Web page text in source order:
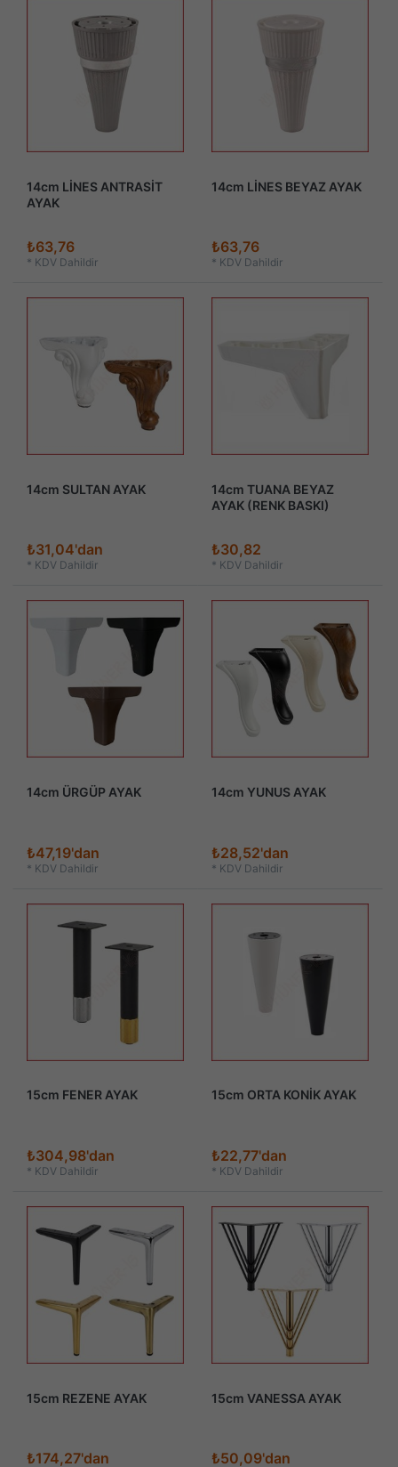
14cm LİNES ANTRASİT
AYAK
₺63,76
* KDV Dahildir
14cm LİNES BEYAZ AYAK
₺63,76
* KDV Dahildir
14cm SULTAN AYAK
₺31,04'dan
* KDV Dahildir
14cm TUANA BEYAZ
AYAK (RENK BASKI)
₺30,82
* KDV Dahildir
14cm ÜRGÜP AYAK
₺47,19'dan
* KDV Dahildir
14cm YUNUS AYAK
₺28,52'dan
* KDV Dahildir
15cm FENER AYAK
₺304,98'dan
* KDV Dahildir
15cm ORTA KONİK AYAK
₺22,77'dan
* KDV Dahildir
15cm REZENE AYAK
₺174,27'dan
15cm VANESSA AYAK
₺50,09'dan